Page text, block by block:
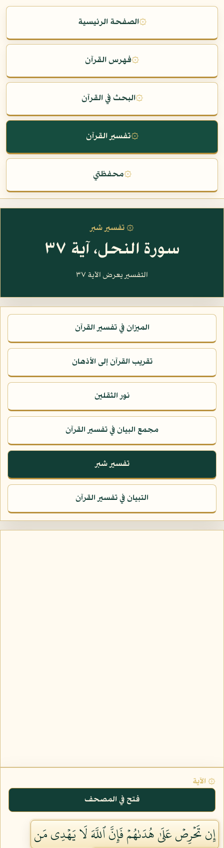
۞الصفحة الرئيسية
۞فهرس القرآن
۞البحث في القرآن
۞تفسير القرآن
۞محفظتي
۞ تفسير شبر
سورة النحل، آية ٣٧
التفسير يعرض الآية ٣٧
الميزان في تفسير القرآن
تقريب القرآن إلى الأذهان
نور الثقلين
مجمع البيان في تفسير القرآن
تفسير شبر
التبيان في تفسير القرآن
۞ الآية
فتح في المصحف
إِن تَحۡرِصۡ عَلَىٰ هُدَىٰهُمۡ فَإِنَّ ٱللَّهَ لَا يَهۡدِي مَن